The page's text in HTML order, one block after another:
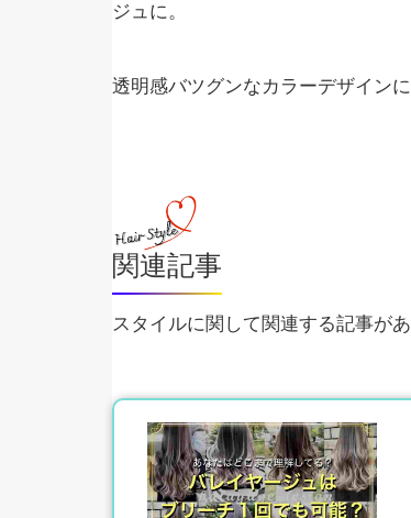
ジュに。
透明感バツグンなカラーデザイン
関連記事
スタイルに関して関連する記事が